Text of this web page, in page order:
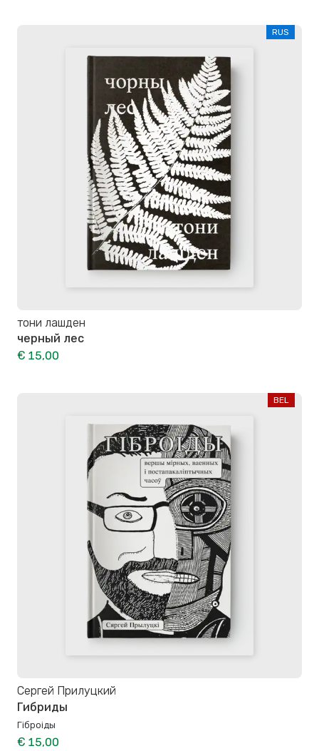
RUS
тони лашден
черный лес
€ 15,00
BEL
Сергей Прилуцкий
Гибриды
Гіброіды
€ 15,00